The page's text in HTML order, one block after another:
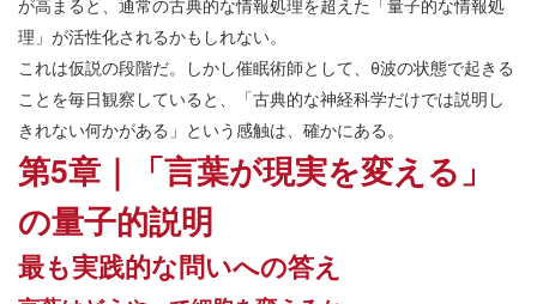
が高まると、通常の古典的な情報処理を超えた「量子的な情報処
理」が活性化されるかもしれない。
これは仮説の段階だ。しかし催眠術師として、θ波の状態で起きる
ことを毎日観察していると、「古典的な神経科学だけでは説明し
きれない何かがある」という感触は、確かにある。
第5章｜「言葉が現実を変える」
の量子的説明
最も実践的な問いへの答え